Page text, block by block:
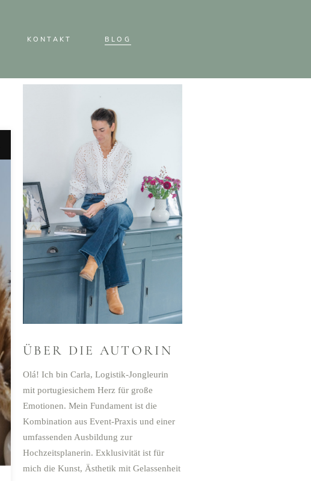
KONTAKT BLOG
ÜBER DIE AUTORIN
Olá! Ich bin Carla, Logistik-Jongleurin
mit portugiesichem Herz für große
Emotionen. Mein Fundament ist die
Kombination aus Event-Praxis und einer
umfassenden Ausbildung zur
Hochzeitsplanerin. Exklusivität ist für
mich die Kunst, Ästhetik mit Gelassenheit